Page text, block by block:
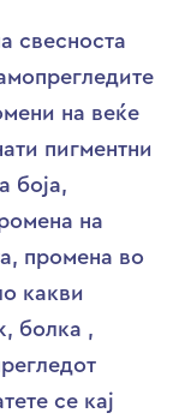
свесноста
на веќе
пигментни
боја,
на
промена во
какви
болка ,
се кај